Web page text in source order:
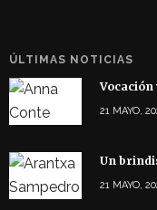
ÚLTIMAS NOTICIAS
Vocación
21 MAYO,
Un
21 MAYO,